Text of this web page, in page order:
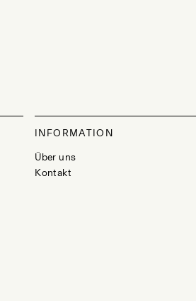
INFORMATION
Über uns
Kontakt